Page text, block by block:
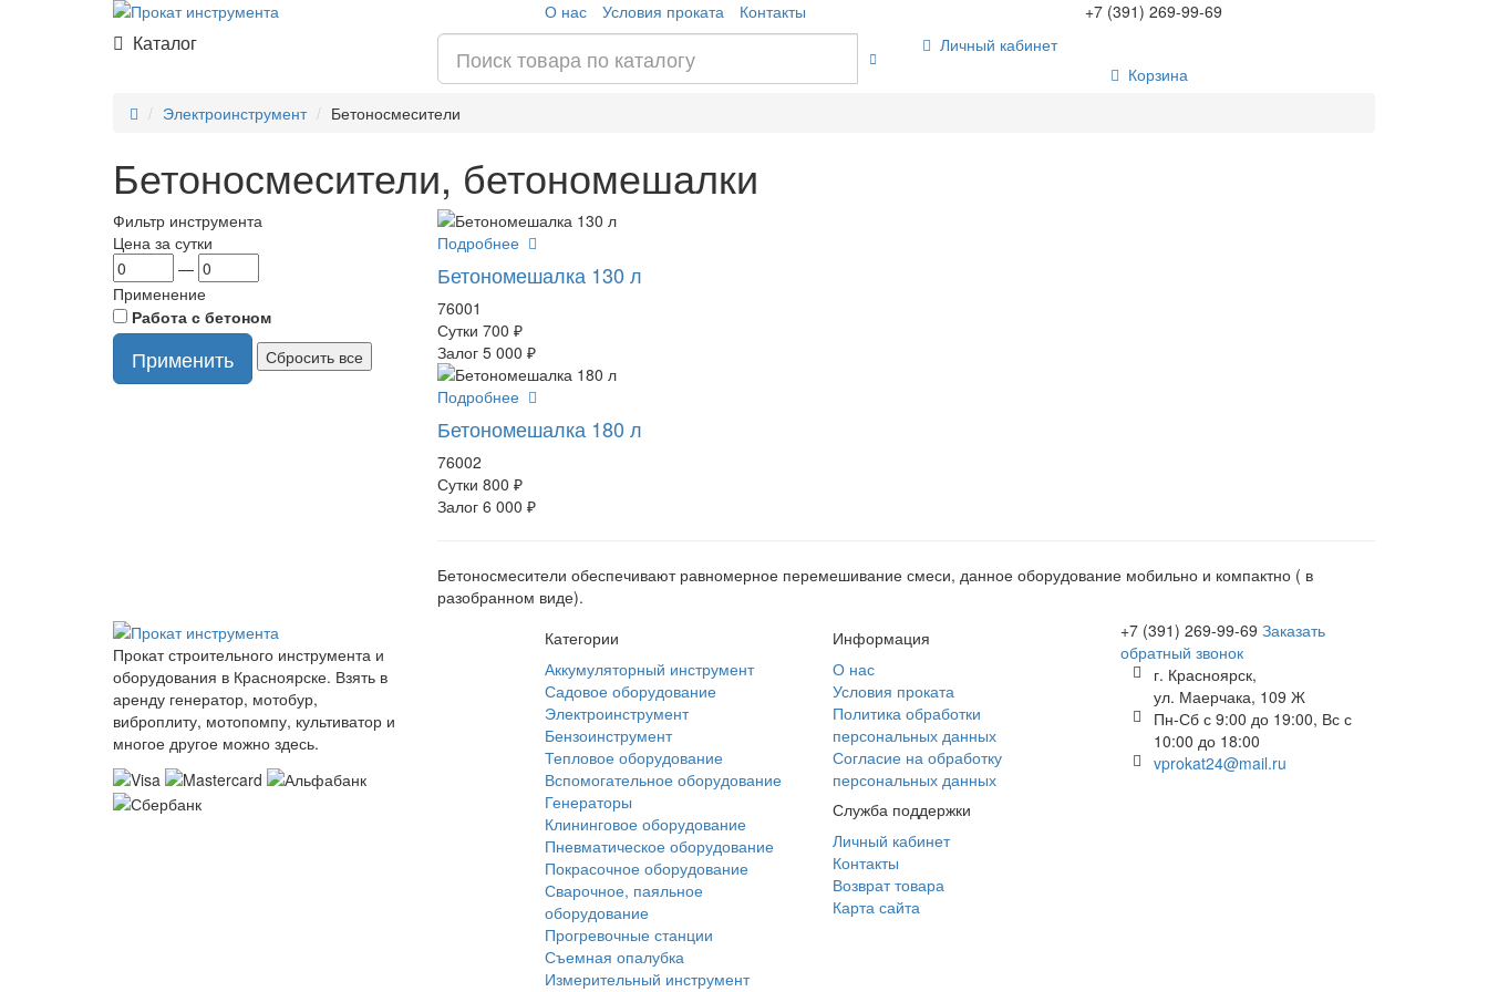
О нас Условия проката Контакты +7 (391) 269-99-69
Каталог
Личный кабинет
Корзина
Электроинструмент
Бетоносмесители
Бетоносмесители, бетономешалки
Фильтр инструмента
Цена за сутки
—
Применение
Работа с бетоном
Подробнее
Бетономешалка 130 л
76001
Сутки 700 ₽
Залог 5 000 ₽
Подробнее
Бетономешалка 180 л
76002
Сутки 800 ₽
Залог 6 000 ₽
Бетоносмесители обеспечивают равномерное перемешивание смеси, данное оборудование мобильно и компактно ( в
разобранном виде).
Прокат строительного инструмента и
оборудования в Красноярске. Взять в
аренду генератор, мотобур,
виброплиту, мотопомпу, культиватор и
многое другое можно здесь.
Категории
Аккумуляторный инструмент
Садовое оборудование
Электроинструмент
Бензоинструмент
Тепловое оборудование
Вспомогательное оборудование
Генераторы
Клининговое оборудование
Пневматическое оборудование
Покрасочное оборудование
Сварочное, паяльное
оборудование
Прогревочные станции
Съемная опалубка
Измерительный инструмент
Информация
О нас
Условия проката
Политика обработки
персональных данных
Согласие на обработку
персональных данных
Служба поддержки
Личный кабинет
Контакты
Возврат товара
Карта сайта
+7 (391) 269-99-69 Заказать
обратный звонок
г. Красноярск,
ул. Маерчака, 109 Ж
Пн-Сб с 9:00 до 19:00, Вс с
10:00 до 18:00
vprokat24@mail.ru